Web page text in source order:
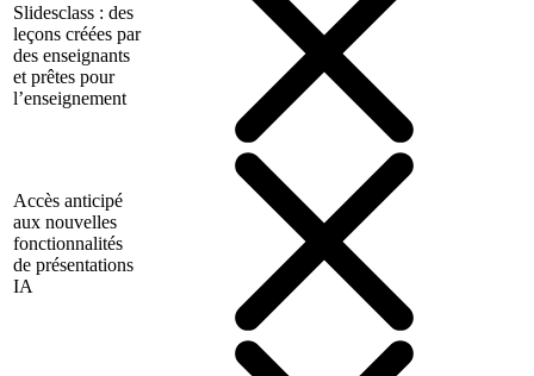
Slidesclass : des
leçons créées par
des enseignants
et prêtes pour
l’enseignement
Accès anticipé
aux nouvelles
fonctionnalités
de présentations
IA